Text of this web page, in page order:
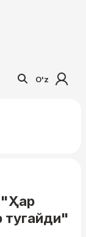
O'z
"Ҳар
тугайди"